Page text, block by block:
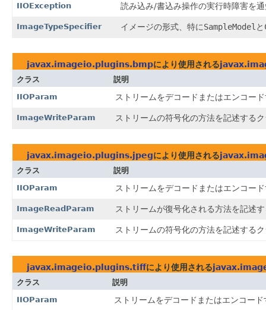
IIOException
読み込み/書込み操作の実行時障害を
ImageTypeSpecifier イメージの形式、特にSampleModel と
javax.imageio.plugins.bmpにより使用される
クラス
説明
IIOParam
ストリームをデコードまたはエンコー
ImageWriteParam ストリームの符号化の方法を記述する
javax.imageio.plugins.jpegにより使用される
クラス
説明
IIOParam
ストリームをデコードまたはエンコー
ImageReadParam ストリームが復号化される方法を記述
ImageWriteParam ストリームの符号化の方法を記述する
javax.imageio.plugins.tiffにより使用される
クラス
説明
IIOParam
ストリームをデコードまたはエンコー